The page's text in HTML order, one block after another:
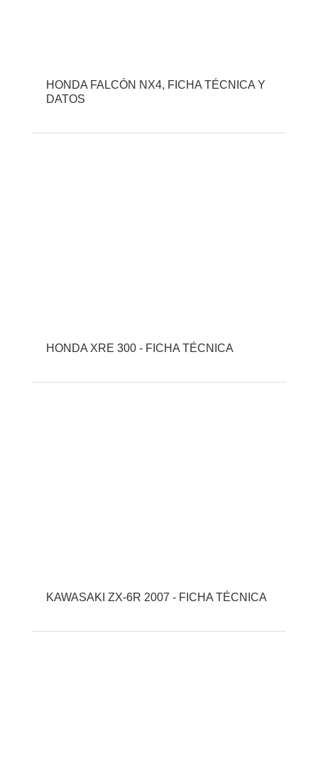
HONDA FALCÓN NX4, FICHA TÉCNICA Y
DATOS
HONDA XRE 300 - FICHA TÉCNICA
KAWASAKI ZX-6R 2007 - FICHA TÉCNICA